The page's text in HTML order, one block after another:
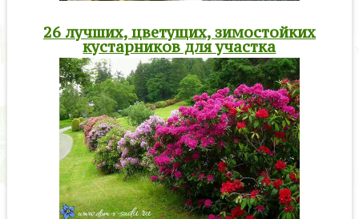
26 лучших, цветущих, зимостойких
кустарников для участка